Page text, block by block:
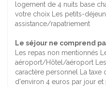
logement de 4 nuits base
votre choix Les petits-
assistance/rapatriement
Le séjour ne comprend
Les repas non mentionnés
aéroport/Hôtel/aéroport Les
caractère personnel La taxe
d'environ 4 euros par jour